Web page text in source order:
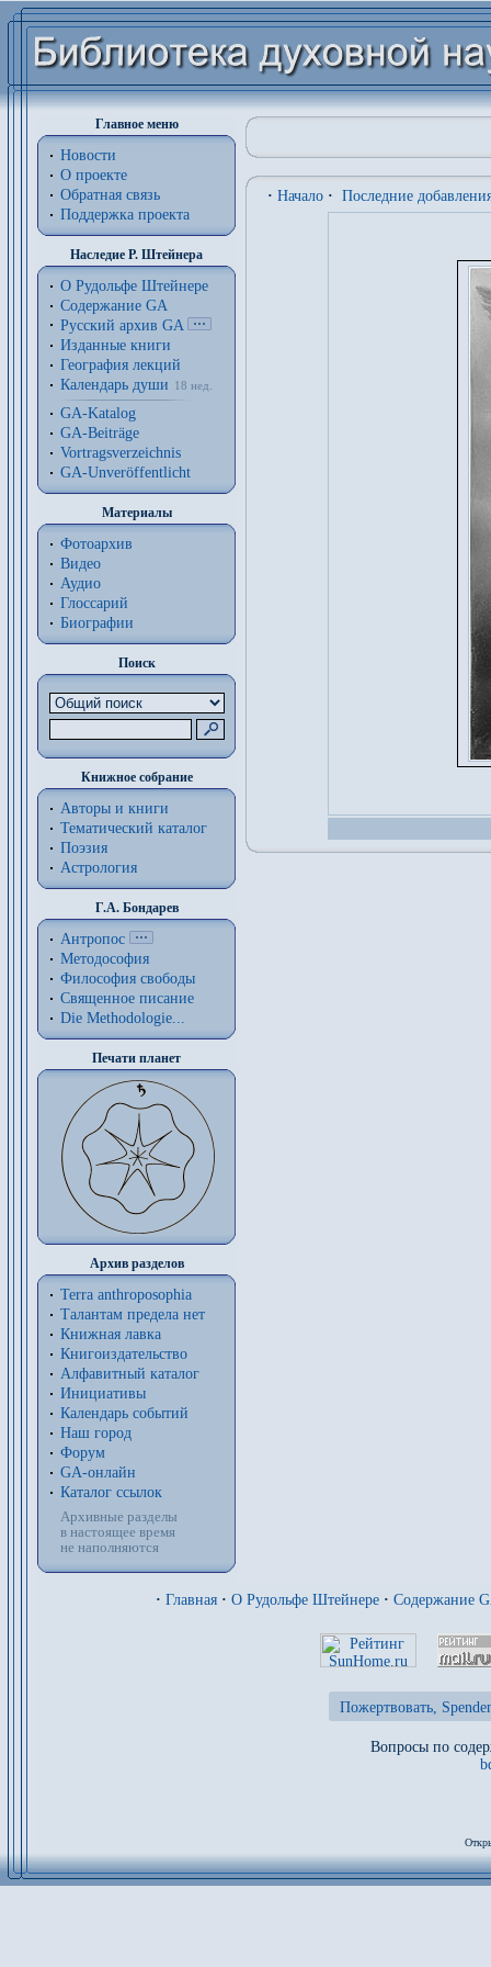
Главное меню
Новости
О проекте
Обратная связь
Поддержка проекта
Наследие Р. Штейнера
О Рудольфе Штейнере
Содержание GA
Русский архив GA
Изданные книги
География лекций
Календарь души
18 нед.
GA-Katalog
GA-Beiträge
Vortragsverzeichnis
GA-Unveröffentlicht
Материалы
Фотоархив
Видео
Аудио
Глоссарий
Биографии
Поиск
Книжное собрание
Авторы и книги
Тематический каталог
Поэзия
Астрология
Г.А. Бондарев
Антропос
Методософия
Философия cвободы
Священное писание
Die Methodologie...
Печати планет
Архив разделов
Terra anthroposophia
Талантам предела нет
Книжная лавка
Книгоиздательство
Алфавитный каталог
Инициативы
Календарь событий
Наш город
Форум
GA-онлайн
Каталог ссылок
Архивные разделы
в настоящее время
не наполняются
· Начало · Последние
· Главная · О Рудольфе Штейнере · Содержание
Пожертвовать,
Вопросы по